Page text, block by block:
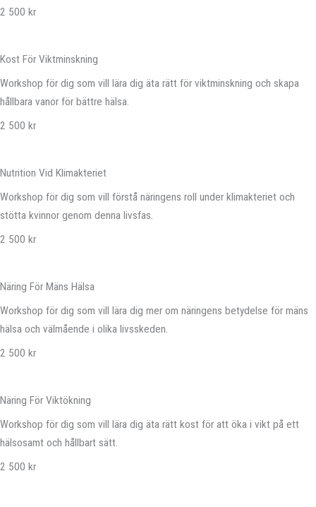
2 500 kr
Kost För Viktminskning
Workshop för dig som vill lära dig äta rätt för viktminskning och skapa
hållbara vanor för bättre hälsa.
2 500 kr
Nutrition Vid Klimakteriet
Workshop för dig som vill förstå näringens roll under klimakteriet och
stötta kvinnor genom denna livsfas.
2 500 kr
Näring För Mäns Hälsa
Workshop för dig som vill lära dig mer om näringens betydelse för mäns
hälsa och välmående i olika livsskeden.
2 500 kr
Näring För Viktökning
Workshop för dig som vill lära dig äta rätt kost för att öka i vikt på ett
hälsosamt och hållbart sätt.
2 500 kr